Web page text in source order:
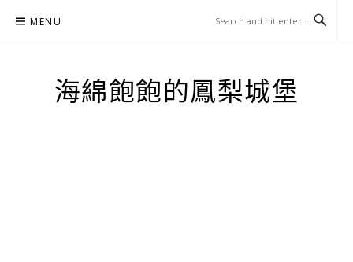
MENU
海綿飽飽的鳳梨城堡